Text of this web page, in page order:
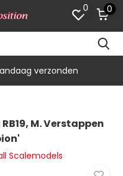
0 0
verzonden
M. Verstappen
Scalemodels